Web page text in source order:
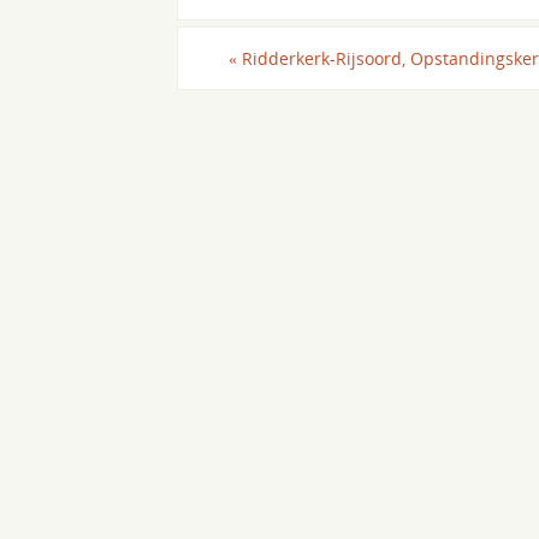
« Ridderkerk-Rijsoord,